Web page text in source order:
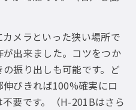
メラといった狭い場所で
出来ました。コツをつか
振り出しも可能です。ど
びきれば100%確実にロ
要です。（H-201Bはさら